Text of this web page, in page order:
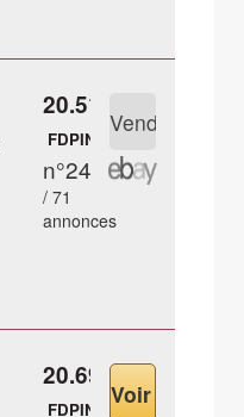
20.51 €
FDPIN
n°24
/ 71
annonces
20.69 €
FDPIN